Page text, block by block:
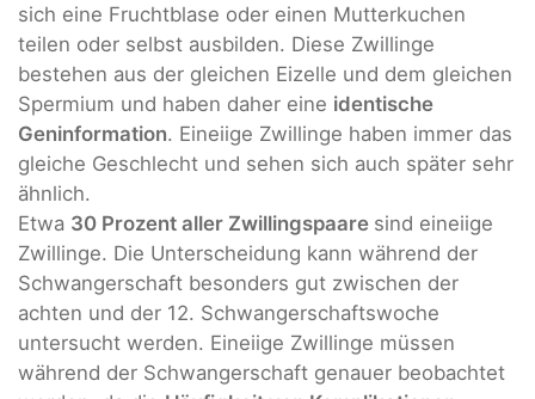
sich eine Fruchtblase oder einen Mutterkuchen
teilen oder selbst ausbilden. Diese Zwillinge
bestehen aus der gleichen Eizelle und dem gleichen
Spermium und haben daher eine identische
Geninformation. Eineiige Zwillinge haben immer das
gleiche Geschlecht und sehen sich auch später sehr
ähnlich.
Etwa 30 Prozent aller Zwillingspaare sind eineiige
Zwillinge. Die Unterscheidung kann während der
Schwangerschaft besonders gut zwischen der
achten und der 12. Schwangerschaftswoche
untersucht werden. Eineiige Zwillinge müssen
während der Schwangerschaft genauer beobachtet